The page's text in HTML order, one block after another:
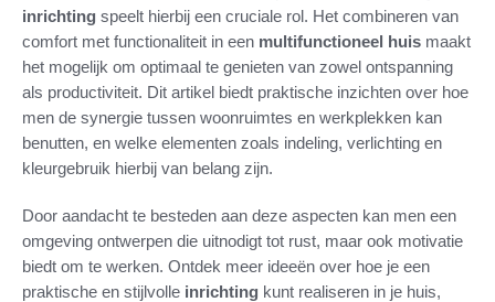
inrichting speelt hierbij een cruciale rol. Het combineren van
comfort met functionaliteit in een multifunctioneel huis maakt
het mogelijk om optimaal te genieten van zowel ontspanning
als productiviteit. Dit artikel biedt praktische inzichten over hoe
men de synergie tussen woonruimtes en werkplekken kan
benutten, en welke elementen zoals indeling, verlichting en
kleurgebruik hierbij van belang zijn.
Door aandacht te besteden aan deze aspecten kan men een
omgeving ontwerpen die uitnodigt tot rust, maar ook motivatie
biedt om te werken. Ontdek meer ideeën over hoe je een
praktische en stijlvolle inrichting kunt realiseren in je huis,